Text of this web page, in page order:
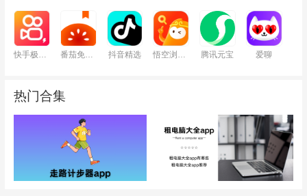
快手极速版 番茄免费小说 抖音精选 悟空浏览器 腾讯元宝 爱聊
热门合集